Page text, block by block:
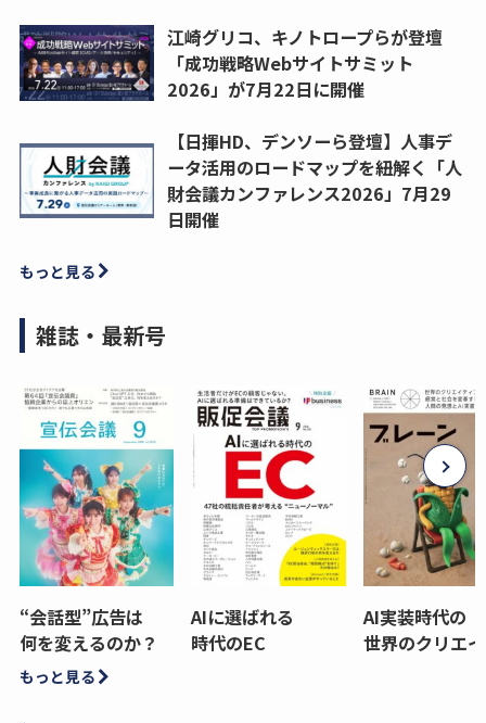
江崎グリコ、キノトロープらが登壇
「成功戦略Webサイトサミット
2026」が7月22日に開催
【日揮HD、デンソーら登壇】人事デ
ータ活用のロードマップを紐解く「人
財会議カンファレンス2026」7月29
日開催
もっと見る
雑誌・最新号
“会話型”広告は
何を変えるのか？
AIに選ばれる
時代のEC
AI実装時代の
世界のクリエ
もっと見る